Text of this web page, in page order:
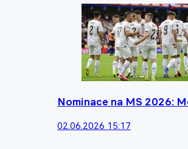
Nominace na MS 2026:
02.06.2026 15:17